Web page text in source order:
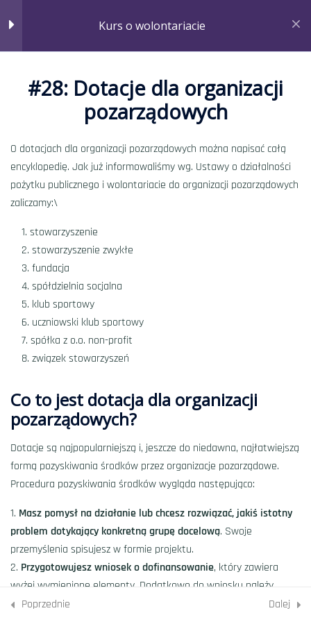
Strona główna Courses Kurs o wolontariacie
Kurs o wolontariacie
wolontariackie?
#23: Co to jest projekt?
#24: Elementy projektu
Minut
#25: Jak finansować działania
Minut
#26: Dotacje dla grup
nieformalnych, w tym szkół i
szkolnych klubów wolontariatu
Minut
#27: Zrzutki i finansowanie
Minut
#28: Dotacje dla organizacji
pozarządowych
Minut
edukacyjnych i organizacji
pozarządowych
Minut
Quiz 4
Minut
4 Pytań
#28: Dotacje dla organizacji
pozarządowych
O dotacjach dla organizacji pozarządowych można napisać całą
encyklopedię. Jak już informowaliśmy wg. Ustawy o działalności
pożytku publicznego i wolontariacie do organizacji pozarządowych
zaliczamy:\
stowarzyszenie
stowarzyszenie zwykłe
fundacja
spółdzielnia socjalna
klub sportowy
uczniowski klub sportowy
spółka z o.o. non-profit
związek stowarzyszeń
Co to jest dotacja dla organizacji
pozarządowych?
Dotacje są najpopularniejszą i, jeszcze do niedawna, najłatwiejszą
formą pozyskiwania środków przez organizacje pozarządowe.
Procedura pozyskiwania środków wygląda następująco:
Masz pomysł na działanie lub chcesz rozwiązać, jakiś istotny
problem dotykający konkretną grupę docelową. Swoje
przemyślenia spisujesz w formie projektu.
Przygotowujesz wniosek o dofinansowanie, który zawiera
wyżej wymienione elementy. Dodatkowo do wniosku należy
dopisać informację o wcześniejszej działalności organizacji i jej
Poprzednie Dalej